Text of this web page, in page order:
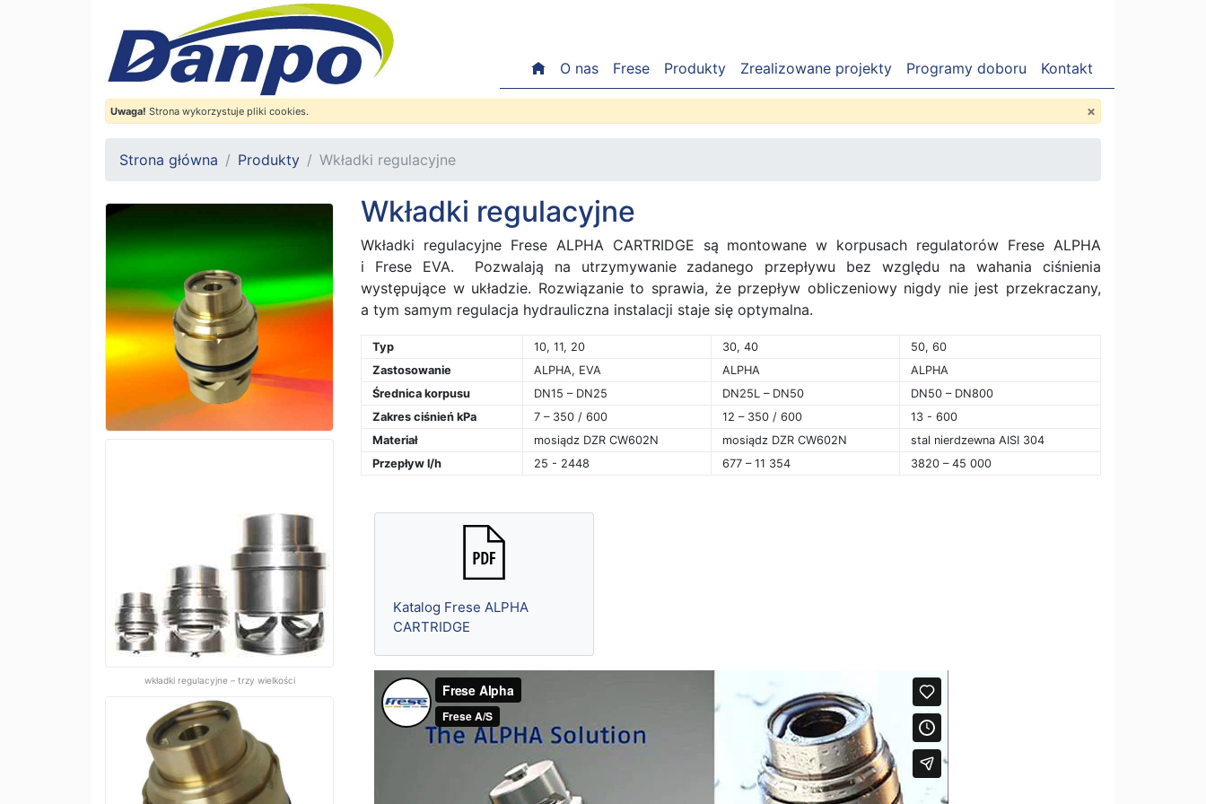
O nas Frese Produkty Zrealizowane projekty Programy doboru Kontakt
Uwaga! Strona wykorzystuje pliki cookies. ×
Strona główna Produkty Wkładki regulacyjne
wkładki regulacyjne – trzy wielkości
Wkładki regulacyjne
Wkładki regulacyjne Frese ALPHA CARTRIDGE są montowane w korpusach regulatorów Frese ALPHA
i Frese EVA. Pozwalają na utrzymywanie zadanego przepływu bez względu na wahania ciśnienia
występujące w układzie. Rozwiązanie to sprawia, że przepływ obliczeniowy nigdy nie jest przekraczany,
a tym samym regulacja hydrauliczna instalacji staje się optymalna.
Typ 10, 11, 20 30, 40
50, 60
Zastosowanie
ALPHA, EVA ALPHA
ALPHA
Średnica korpusu
DN15 – DN25 DN25L – DN50
DN50 – DN800
Zakres ciśnień kPa
7 – 350 / 600 12 – 350 / 600
13 - 600
Materiał
mosiądz DZR CW602N mosiądz DZR CW602N
stal nierdzewna AISI 304
Przepływ l/h
25 - 2448 677 – 11 354 3820 – 45 000
Katalog Frese ALPHA
CARTRIDGE